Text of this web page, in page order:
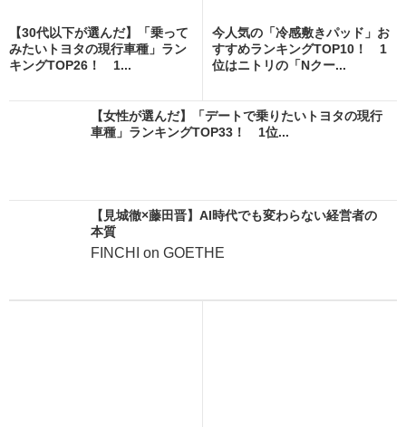
【30代以下が選んだ】「乗って
みたいトヨタの現行車種」ラン
キングTOP26！ 1...
今人気の「冷感敷きパッド」お
すすめランキングTOP10！ 1
位はニトリの「Nクー...
【女性が選んだ】「デートで乗りたいトヨタの現行
車種」ランキングTOP33！ 1位...
【見城徹×藤田晋】AI時代でも変わらない経営者の
本質
FINCHI on GOETHE